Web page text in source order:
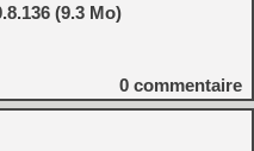
(9.3 Mo)
0 commentaire